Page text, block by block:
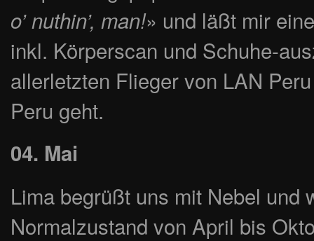
o’ nuthin’, man!» und läßt mir
inkl. Körperscan und Schuhe-
allerletzten Flieger von LAN
Peru geht.
04. Mai
Lima begrüßt uns mit Nebel und
Normalzustand von April bis